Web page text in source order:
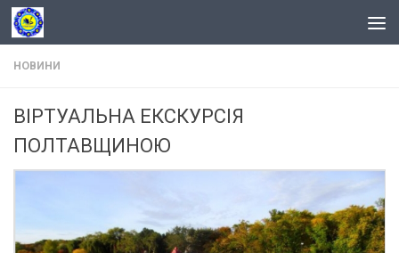
Skip to content
НОВИНИ
ВІРТУАЛЬНА ЕКСКУРСІЯ
ПОЛТАВЩИНОЮ